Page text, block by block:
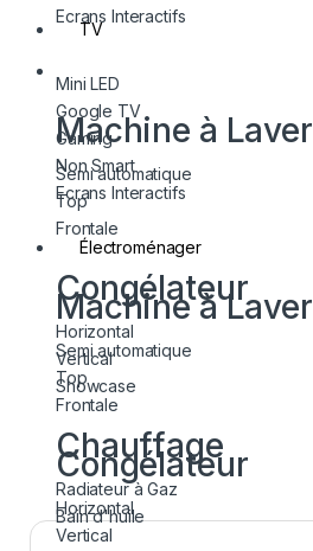
TV
Mini LED
Google TV
Gaming
Non Smart
Ecrans Interactifs
Électroménager
Machine à Laver
Semi automatique
Top
Frontale
Congélateur
Horizontal
Vertical
Ecrans Interactifs
Machine à Laver
Semi automatique
Top
Frontale
Congélateur
Horizontal
Vertical
Showcase
Chauffage
Radiateur à Gaz
Bain d'huile